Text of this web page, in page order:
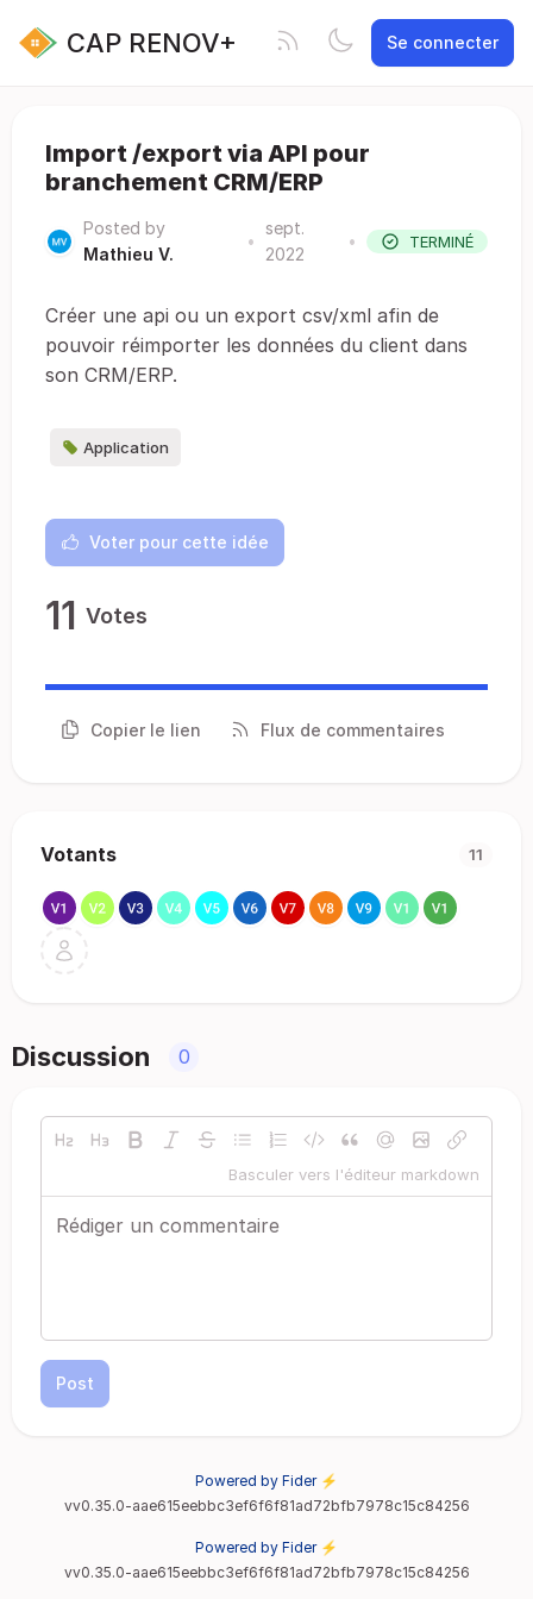
CAP RENOV+ Se connecter
Import /export via API pour
branchement CRM/ERP
Posted by
Mathieu V.
•
sept.
2022
• TERMINÉ
Créer une api ou un export csv/xml afin de
pouvoir réimporter les données du client dans
son CRM/ERP.
Application
Voter pour cette idée
11 Votes
Copier le lien Flux de commentaires
Votants 11
Discussion 0
Basculer vers l'éditeur markdown
Post
Powered by Fider ⚡
vv0.35.0-aae615eebbc3ef6f6f81ad72bfb7978c15c84256
Powered by Fider ⚡
vv0.35.0-aae615eebbc3ef6f6f81ad72bfb7978c15c84256